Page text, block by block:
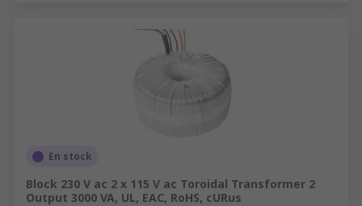
En stock
Block 230 V ac 2 x 115 V ac Toroidal Transformer 2
Output 3000 VA, UL, EAC, RoHS, cURus